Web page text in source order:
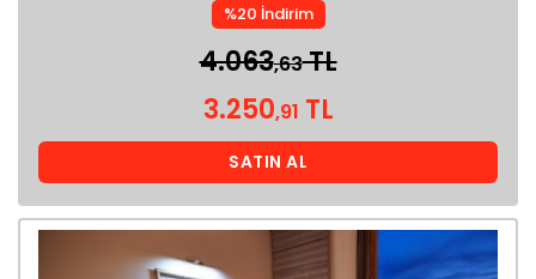
%20 İndirim
4.063,63TL
3.250,91 TL
SATIN AL